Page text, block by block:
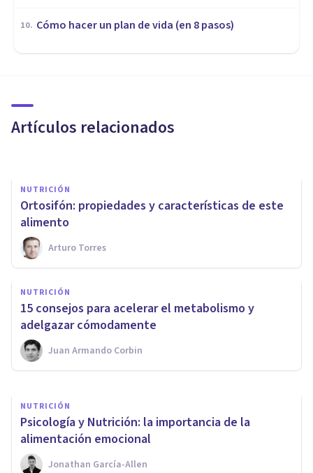
10. Cómo hacer un plan de vida (en 8 pasos)
Artículos relacionados
entre comidas
NUTRICIÓN
Ortosifón: propiedades y características de este
alimento
Arturo Torres
NUTRICIÓN
15 consejos para acelerar el metabolismo y
adelgazar cómodamente
Juan Armando Corbin
Perder peso mientras trabajas:
6 consejos de expertos
Juan Armando Corbin
NUTRICIÓN
Psicología y Nutrición: la importancia de la
alimentación emocional
Jonathan García-Allen